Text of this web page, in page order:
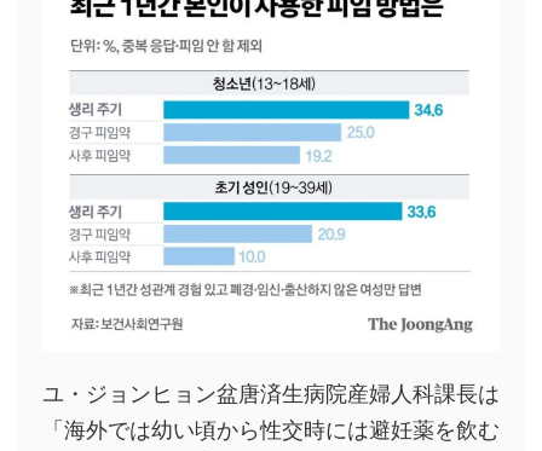
ユ・ジョンヒョン盆唐済生病院産婦人科課長は
「海外では幼い頃から性交時には避妊薬を飲む